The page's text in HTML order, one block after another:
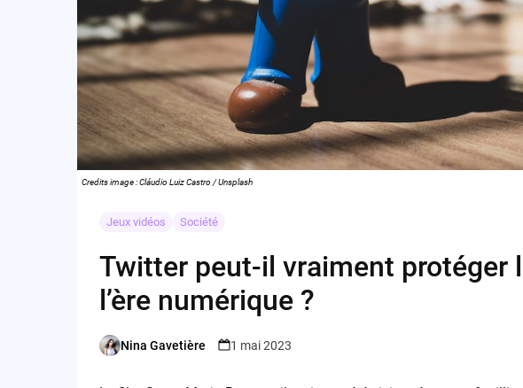
Credits image : Cláudio Luiz Castro / Unsplash
Jeux vidéos Société
Twitter peut-il vraiment protéger
l’ère numérique ?
Posted
Nina Gavetière 1 mai 2023